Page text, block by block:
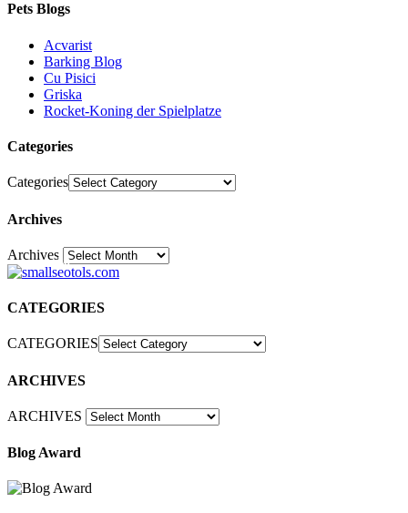
Pets Blogs
Acvarist
Barking Blog
Cu Pisici
Griska
Rocket-Koning der Spielplatze
Categories
Categories
Archives
Archives30
CATEGORIES
CATEGORIES
ARCHIVES
ARCHIVES
Blog Award